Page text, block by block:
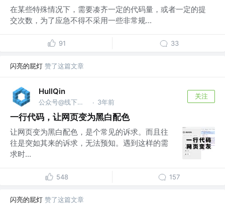
在某些特殊情况下，需要凑齐一定的代码量，或者一定的提
交次数，为了应急不得不采用一些非常规...
91 33
闪亮的屁灯 赞了这篇文章
HullQin
公众号@线下聚会游戏 | B站@HullQin · 3年前
关注
一行代码，让网页变为黑白配色
让网页变为黑白配色，是个常见的诉求。而且往
往是突如其来的诉求，无法预知。遇到这样的需
求时...
548 157
闪亮的屁灯 赞了这篇文章